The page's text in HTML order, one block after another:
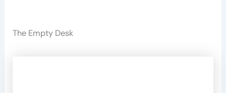
The Empty Desk